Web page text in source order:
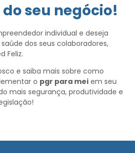
seu negócio!
individual e deseja
dos seus colaboradores,
Feliz.
e saiba mais sobre como
o pgr para mei em seu
mais segurança, produtividade e